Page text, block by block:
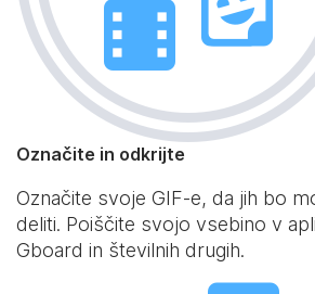
Označite in odkrijte
Označite svoje GIF-e, da jih bo
deliti. Poiščite svojo vsebino v
Gboard in številnih drugih.